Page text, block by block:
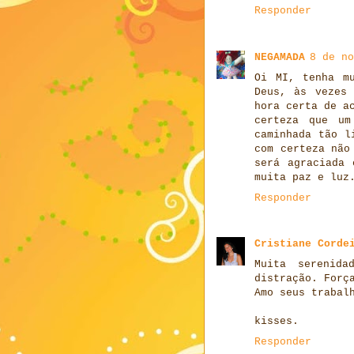
Responder
NEGAMADA 8 de
Oi MI, tenha
Deus, às vezes
hora certa de
certeza que
caminhada tão
com certeza
será agraciada
muita paz e
Responder
Cristiane
Muita
distração.
Amo seus
kisses.
Responder